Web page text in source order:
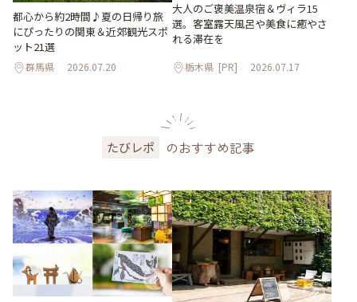
都心から約2時間♪夏の日帰り旅
にぴったりの関東＆近郊観光スポ
ット21選
群馬県 2026.07.20
大人のご褒美温泉宿＆ヴィラ15
選。客室露天風呂や美食に癒やさ
れる滞在を
栃木県 [PR] 2026.07.17
たびレポ のおすすめ記事